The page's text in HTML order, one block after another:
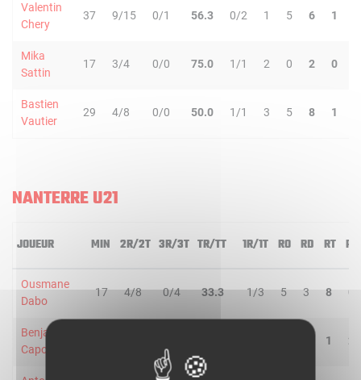
Valentin
Chery
37 9/15 0/1 56.3 0/2 1 5 6 1
Mika
Sattin
17 3/4 0/0 75.0 1/1 2 0 2 0
Bastien
Vautier
29 4/8 0/0 50.0 1/1 3 5 8 1
NANTERRE U21
JOUEUR MIN 2R/2T 3R/3T TR/TT 1R/1T RO RD RT PD
Ousmane
Dabo
17 4/8 0/4 33.3 1/3 5 3 8 0
Benjamin
Capounda
1 2